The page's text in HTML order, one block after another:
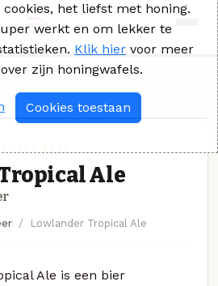
Ale
Lowlander Tropical Ale
Ale is een bier
cookies, het liefst met honing.
werkt en om lekker te
Klik hier voor meer
zijn honingwafels.
Cookies toestaan